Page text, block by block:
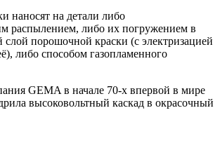
наносят на детали либо
распылением, либо их погружением в
порошочной краски (с электризацией
либо способом газопламенного
GEMA в начале 70-х впервой в мире
высоковольтный каскад в окрасочный